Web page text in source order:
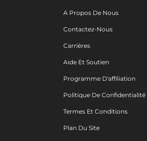
A Propos De Nous
Contactez-Nous
Carrières
Aide Et Soutien
Programme D'affiliation
Politique De Confidentialité
Termes Et Conditions
Plan Du Site